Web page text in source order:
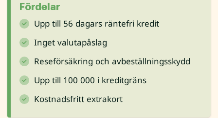
Fördelar
Upp till 56 dagars räntefri kredit
Inget valutapåslag
Reseförsäkring och avbeställningsskydd
Upp till 100 000 i kreditgräns
Kostnadsfritt extrakort